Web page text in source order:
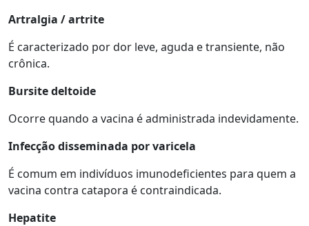
Artralgia / artrite
É caracterizado por dor leve, aguda e transiente, não
crônica.
Bursite deltoide
Ocorre quando a vacina é administrada indevidamente.
Infecção disseminada por varicela
É comum em indivíduos imunodeficientes para quem a
vacina contra catapora é contraindicada.
Hepatite